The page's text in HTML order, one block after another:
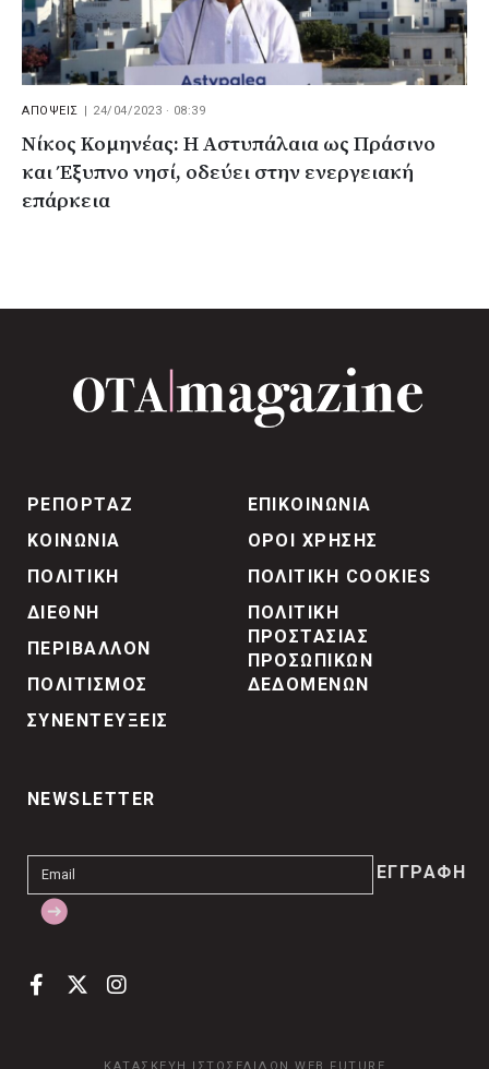
ΑΠΟΨΕΙΣ 24/04/2023 · 08:39
Νίκος Κομηνέας: Η Αστυπάλαια ως Πράσινο
και Έξυπνο νησί, οδεύει στην ενεργειακή
επάρκεια
ΡΕΠΟΡΤΑΖ
ΚΟΙΝΩΝΙΑ
ΠΟΛΙΤΙΚΗ
ΔΙΕΘΝΗ
ΠΕΡΙΒΑΛΛΟΝ
ΠΟΛΙΤΙΣΜΟΣ
ΣΥΝΕΝΤΕΥΞΕΙΣ
ΕΠΙΚΟΙΝΩΝΙΑ
ΟΡΟΙ ΧΡΗΣΗΣ
ΠΟΛΙΤΙΚΗ COOKIES
ΠΟΛΙΤΙΚΗ
ΠΡΟΣΤΑΣΙΑΣ
ΠΡΟΣΩΠΙΚΩΝ
ΔΕΔΟΜΕΝΩΝ
NEWSLETTER